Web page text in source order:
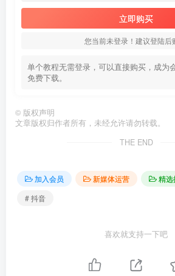
立即购买
您当前未登录！建议登陆
单个教程无需登录，可以直接购买，成为
免费下载。
© 版权声明
文章版权归作者所有，未经允许请勿转载。
THE END
加入会员 新媒体运营
精选
# 抖音
喜欢就支持一下吧